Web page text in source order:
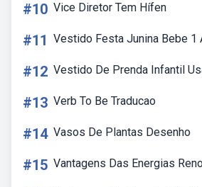
#10 Vice Diretor Tem Hífen
#11 Vestido Festa Junina Bebe 1
#12 Vestido De Prenda Infantil
#13 Verb To Be Traducao
#14 Vasos De Plantas Desenho
#15 Vantagens Das Energias